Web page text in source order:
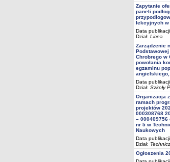
Zapytanie
paneli
lekcyjnych w
Data
Dział: Licea
Zarządzenie
Podstawowej
Chrobrego w
powołania
egzaminu
Data
Dział: Szkoły
Organizacja
ramach
projektów
000308768
– 000409756
nr 5 w
Naukowych
Data
Dział:
Ogłoszenia